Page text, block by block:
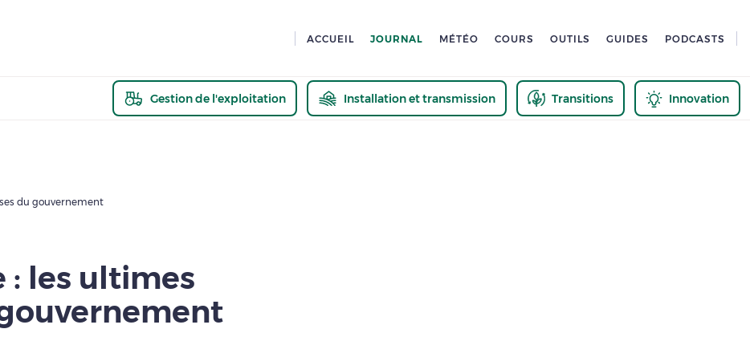
ACCUEIL JOURNAL MÉTÉO COURS OUTILS GUIDES PODCASTS
Gestion de l'exploitation Installation et transmission Transitions Innovation
du gouvernement
: les ultimes